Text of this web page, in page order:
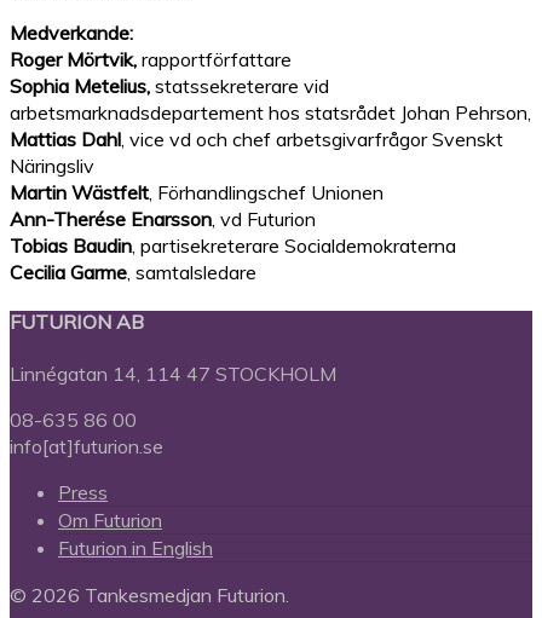
Medverkande:
Roger Mörtvik, rapportförfattare
Sophia Metelius, statssekreterare vid
arbetsmarknadsdepartement hos statsrådet Johan Pehrson,
Mattias Dahl , vice vd och chef arbetsgivarfrågor Svenskt
Näringsliv
Martin Wästfelt , Förhandlingschef Unionen
Ann-Therése Enarsson , vd Futurion
Tobias Baudin , partisekreterare Socialdemokraterna
Cecilia Garme , samtalsledare
FUTURION AB
Linnégatan 14, 114 47 STOCKHOLM
08-635 86 00
info[at]futurion.se
Press
Om Futurion
Futurion in English
© 2026 Tankesmedjan Futurion.